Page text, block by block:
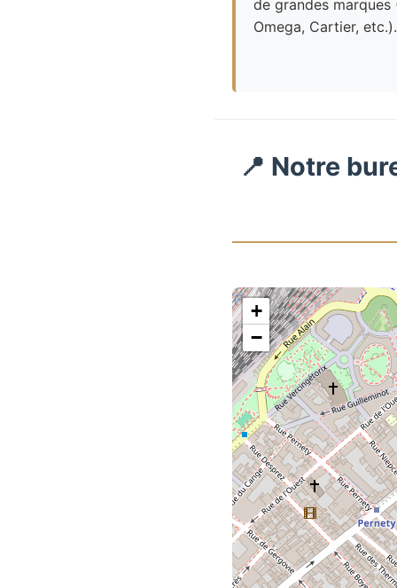
de grandes marques
Omega, Cartier, etc.).
📍 Notre
+
−